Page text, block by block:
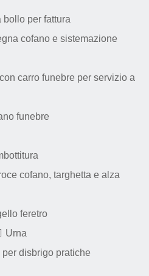
bollo per fattura
cofano e sistemazione
carro funebre per servizio a
funebre
cofano, targhetta e alza
feretro
Urna
per disbrigo pratiche